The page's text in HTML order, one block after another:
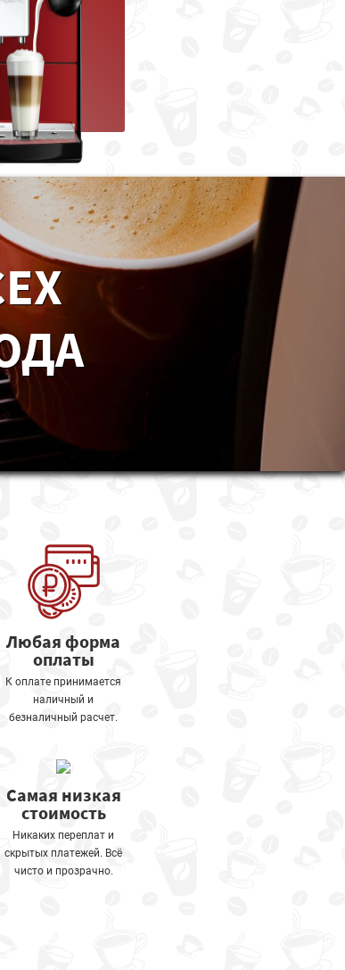
Любая форма
оплаты
К оплате принимается
наличный и
безналичный расчет.
Самая низкая
стоимость
Никаких переплат и
скрытых платежей. Всё
чисто и прозрачно.